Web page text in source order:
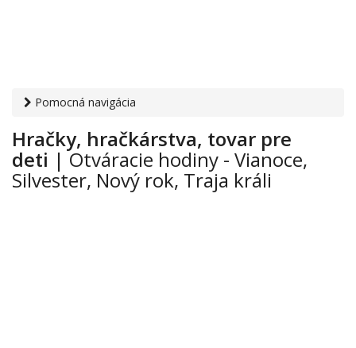
Pomocná navigácia
Nový rok, Traja králi
Hračky, hračkárstva, tovar pre
deti | Otváracie hodiny - Vianoce,
Silvester, Nový rok, Traja králi